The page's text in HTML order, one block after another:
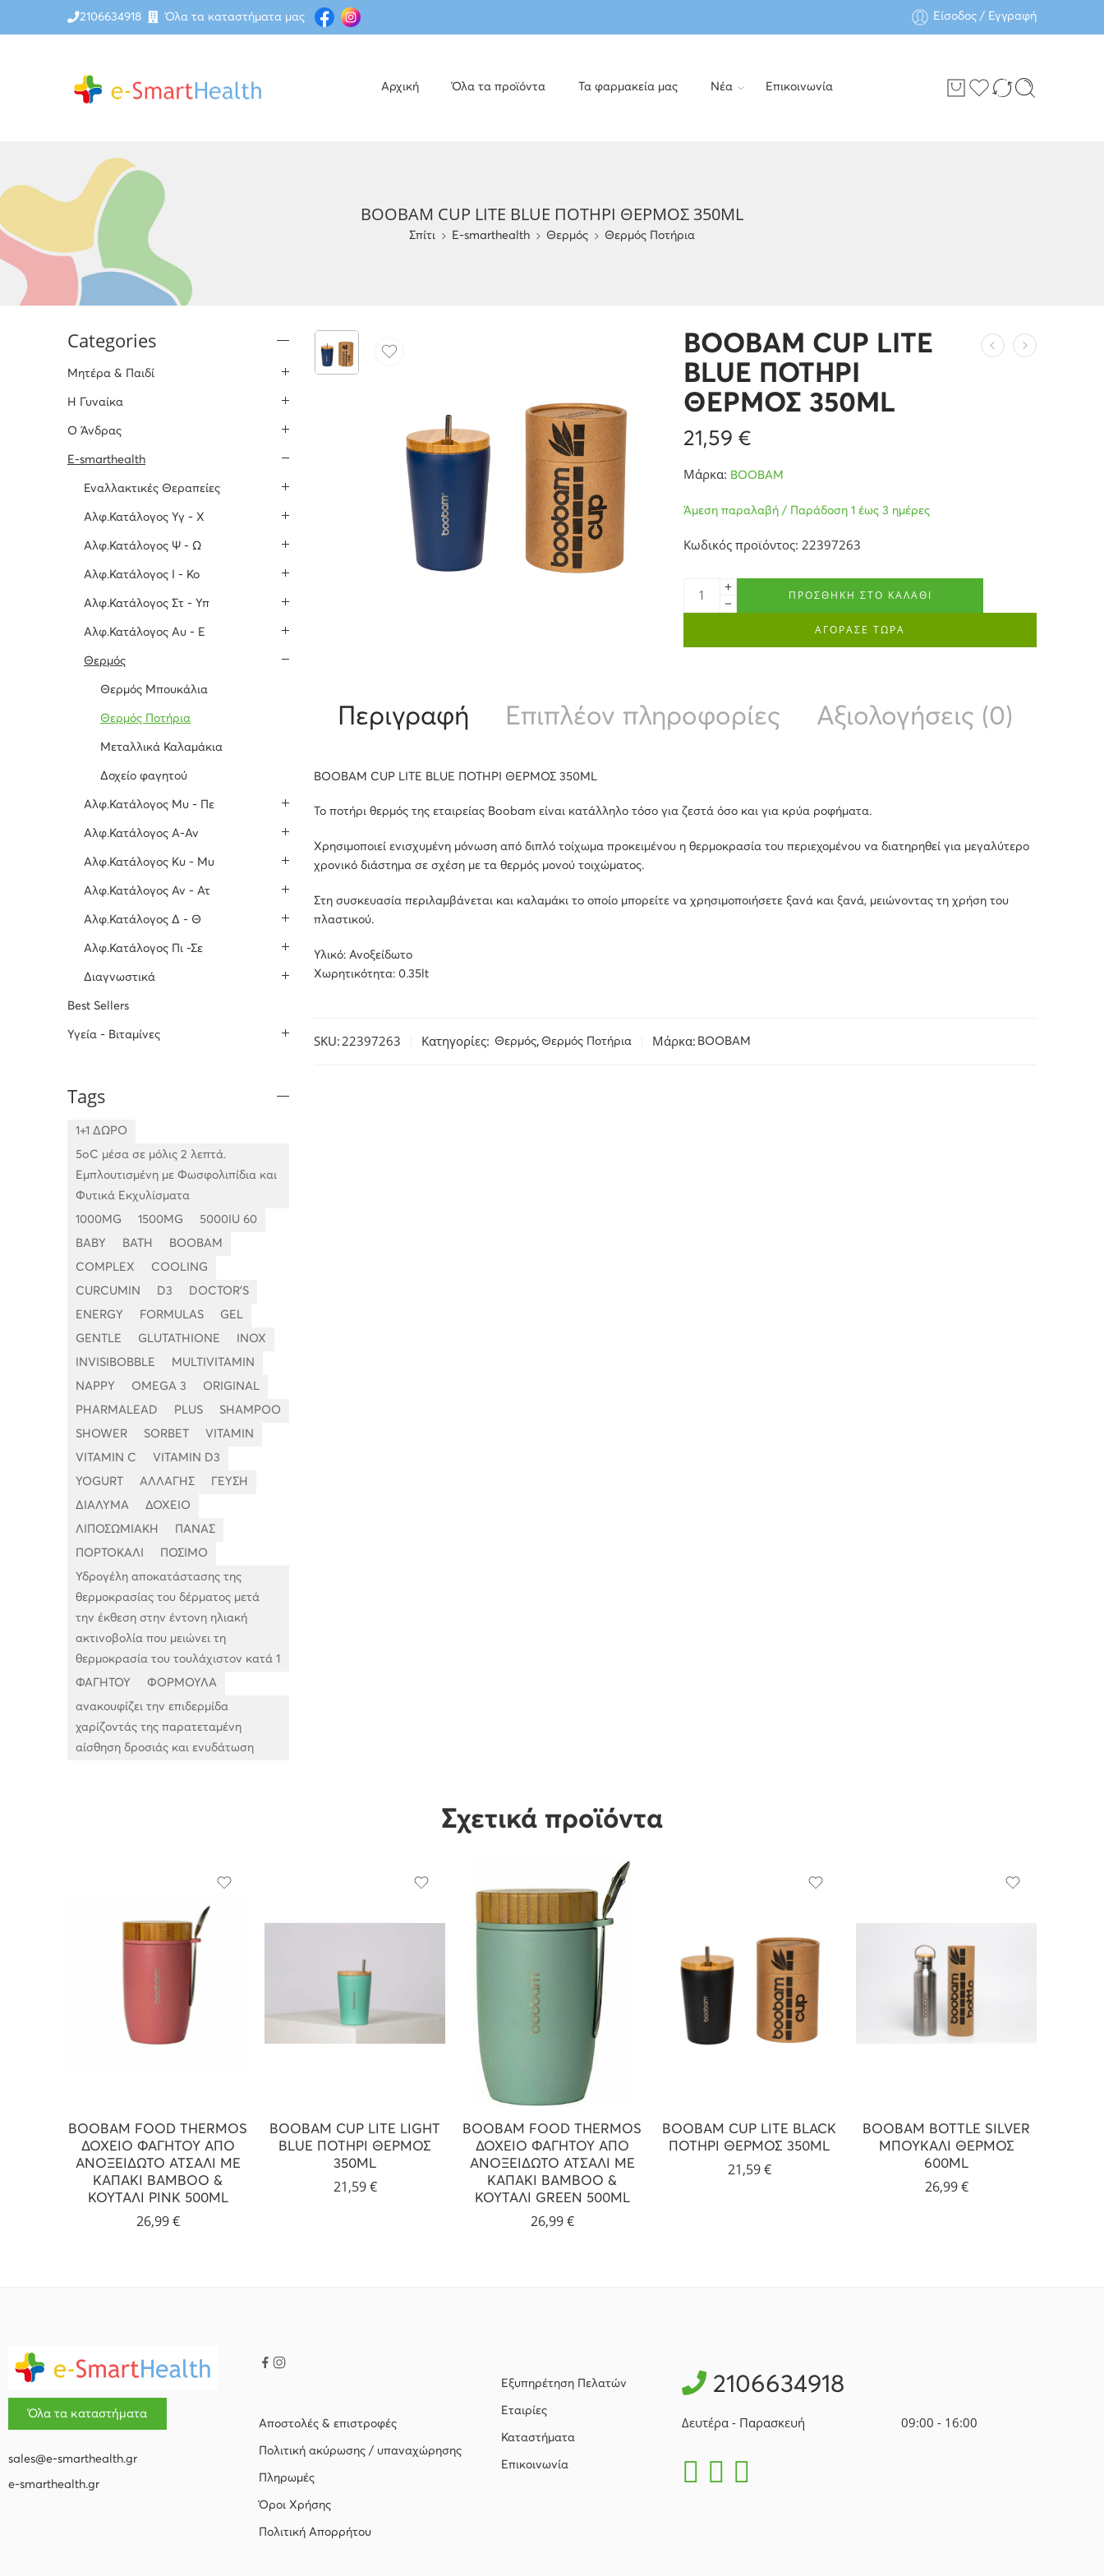
2106634918 Όλα τα καταστήματα μας Είσοδος / Εγγραφή
Αρχική Όλα τα προϊόντα Τα φαρμακεία μας Νέα Επικοινωνία
BOOBAM CUP LITE BLUE ΠΟΤΗΡΙ ΘΕΡΜΟΣ 350ML
Σπίτι E-smarthealth Θερμός Θερμός Ποτήρια
BOOBAM CUP LITE
BLUE ΠΟΤΗΡΙ
ΘΕΡΜΟΣ 350ML
21,59 €
Μάρκα: BOOBAM
Άμεση παραλαβή / Παράδοση 1 έως 3 ημέρες
Κωδικός προϊόντος: 22397263
ΠΡΟΣΘΉΚΗ ΣΤΟ ΚΑΛΆΘΙ
ΑΓΟΡΑΣΕ ΤΩΡΑ
Περιγραφή Επιπλέον πληροφορίες Αξιολογήσεις (0)
BOOBAM CUP LITE BLUE ΠΟΤΗΡΙ ΘΕΡΜΟΣ 350ML
Το ποτήρι θερμός της εταιρείας Boobam είναι κατάλληλο τόσο για ζεστά όσο και για κρύα ροφήματα.
Χρησιμοποιεί ενισχυμένη μόνωση από διπλό τοίχωμα προκειμένου η θερμοκρασία του περιεχομένου να διατηρηθεί για μεγαλύτερο
χρονικό διάστημα σε σχέση με τα θερμός μονού τοιχώματος.
Στη συσκευασία περιλαμβάνεται και καλαμάκι το οποίο μπορείτε να χρησιμοποιήσετε ξανά και ξανά, μειώνοντας τη χρήση του
πλαστικού.
Υλικό: Ανοξείδωτο
Χωρητικότητα: 0.35lt
SKU:22397263 Κατηγορίες: Θερμός, Θερμός Ποτήρια Μάρκα: BOOBAM
Categories
Μητέρα & Παιδί
H Γυναίκα
O Άνδρας
E-smarthealth
Εναλλακτικές Θεραπείες
Αλφ.Κατάλογος Υγ - Χ
Αλφ.Κατάλογος Ψ - Ω
Αλφ.Κατάλογος Ι - Κο
Αλφ.Κατάλογος Στ - Υπ
Αλφ.Κατάλογος Αυ - Ε
Θερμός
Θερμός Μπουκάλια
Θερμός Ποτήρια
Μεταλλικά Καλαμάκια
Δοχείο φαγητού
Αλφ.Κατάλογος Μυ - Πε
Αλφ.Κατάλογος Α-Αν
Αλφ.Κατάλογος Κυ - Μυ
Αλφ.Κατάλογος Αν - Ατ
Αλφ.Κατάλογος Δ - Θ
Αλφ.Κατάλογος Πι -Σε
Διαγνωστικά
Best Sellers
Υγεία - Βιταμίνες
Tags
1+1 ΔΩΡΟ
5oC μέσα σε μόλις 2 λεπτά.
Εμπλουτισμένη με Φωσφολιπίδια και
Φυτικά Εκχυλίσματα
1000MG 1500MG 5000IU 60
BABY BATH BOOBAM
COMPLEX COOLING
CURCUMIN D3 DOCTOR'S
ENERGY FORMULAS GEL
GENTLE GLUTATHIONE INOX
INVISIBOBBLE MULTIVITAMIN
NAPPY OMEGA 3 ORIGINAL
PHARMALEAD PLUS SHAMPOO
SHOWER SORBET VITAMIN
VITAMIN C VITAMIN D3
YOGURT ΑΛΛΑΓΗΣ ΓΕΥΣΗ
ΔΙΑΛΥΜΑ ΔΟΧΕΙΟ
ΛΙΠΟΣΩΜΙΑΚΗ ΠΑΝΑΣ
ΠΟΡΤΟΚΑΛΙ ΠΟΣΙΜΟ
Υδρογέλη αποκατάστασης της
θερμοκρασίας του δέρματος μετά
την έκθεση στην έντονη ηλιακή
ακτινοβολία που μειώνει τη
θερμοκρασία του τουλάχιστον κατά 1
ΦΑΓΗΤΟΥ ΦΟΡΜΟΥΛΑ
ανακουφίζει την επιδερμίδα
χαρίζοντάς της παρατεταμένη
αίσθηση δροσιάς και ενυδάτωση
Σχετικά προϊόντα
BOOBAM FOOD THERMOS
ΔΟΧΕΙΟ ΦΑΓΗΤΟΥ ΑΠΟ
ΑΝΟΞΕΙΔΩΤΟ ΑΤΣΑΛΙ ΜΕ
ΚΑΠΑΚΙ BAMBOO &
ΚΟΥΤΑΛΙ PINK 500ML
26,99€
BOOBAM CUP LITE LIGHT
BLUE ΠΟΤΗΡΙ ΘΕΡΜΟΣ
350ML
21,59€
BOOBAM FOOD THERMOS
ΔΟΧΕΙΟ ΦΑΓΗΤΟΥ ΑΠΟ
ΑΝΟΞΕΙΔΩΤΟ ΑΤΣΑΛΙ ΜΕ
ΚΑΠΑΚΙ BAMBOO &
ΚΟΥΤΑΛΙ GREEN 500ML
26,99€
BOOBAM CUP LITE BLACK
ΠΟΤΗΡΙ ΘΕΡΜΟΣ 350ML
21,59€
BOOBAM BOTTLE SILVER
ΜΠΟΥΚΑΛΙ ΘΕΡΜΟΣ
600ML
26,99€
Όλα τα καταστήματα
sales@e-smarthealth.gr
e-smarthealth.gr
Αποστολές & επιστροφές
Πολιτική ακύρωσης / υπαναχώρησης
Πληρωμές
Όροι Χρήσης
Πολιτική Απορρήτου
Εξυπηρέτηση Πελατών
Εταιρίες
Καταστήματα
Επικοινωνία
2106634918
Δευτέρα - Παρασκευή 09:00 - 16:00